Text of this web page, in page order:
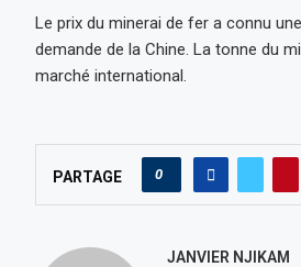
Le prix du minerai de fer a connu
demande de la Chine. La tonne du
marché international.
PARTAGE 0
JANVIER NJIKAM